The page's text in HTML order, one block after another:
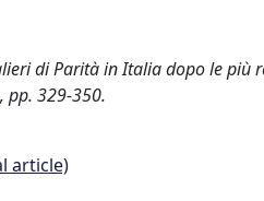
di Parità in Italia dopo le più
pp. 329-350.
article)